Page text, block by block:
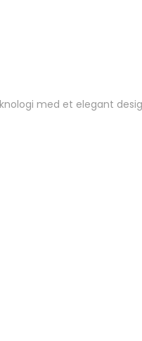
med et elegant